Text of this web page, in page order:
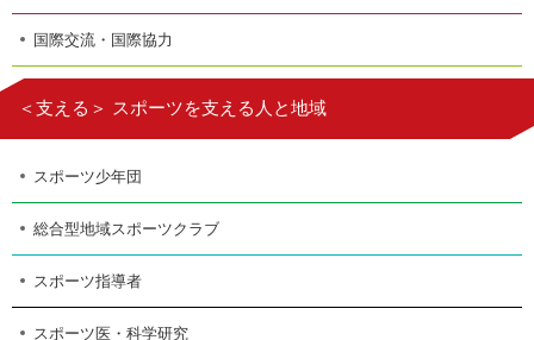
国際交流・国際協力
＜支える＞ スポーツを支える人と地域
スポーツ少年団
総合型地域スポーツクラブ
スポーツ指導者
スポーツ医・科学研究